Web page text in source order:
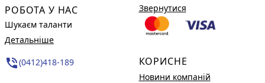
РОБОТА У НАС
Шукаєм таланти
Детальніше
phone_in_talk(0412)418-189
Звернутися
КОРИСНЕ
Новини компаній